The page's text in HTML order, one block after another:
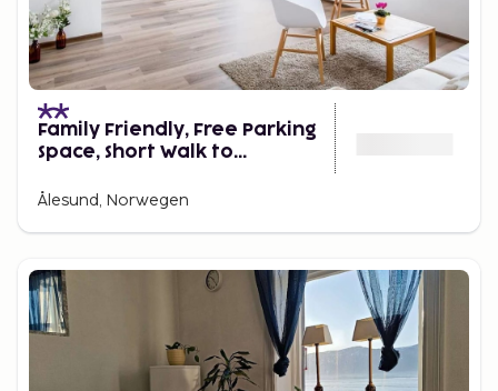
Family Friendly, Free Parking
Space, Short Walk to
Ålesund, Norwegen